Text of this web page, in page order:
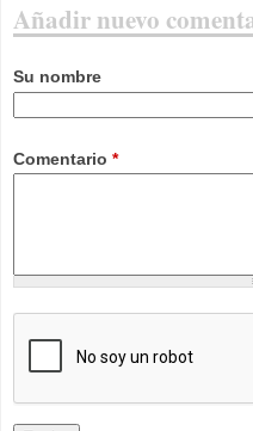
Añadir nuevo
Su nombre
Comentario *